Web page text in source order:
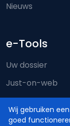
Wij gebruiken
goed
Nieuws
e-Tools
Uw dossier
Just-on-web
e-Deposit
Territoriale